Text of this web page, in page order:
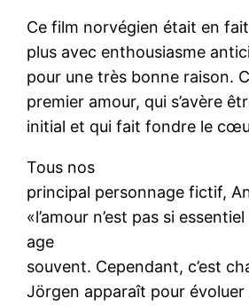
Ce film norvégien était en
plus avec enthousiasme
pour une très bonne raison.
premier amour, qui s’avère
initial et qui fait fondre le
Tous nos
principal personnage fictif,
«l’amour n’est pas si
age
souvent. Cependant, c’est
Jörgen apparaît pour